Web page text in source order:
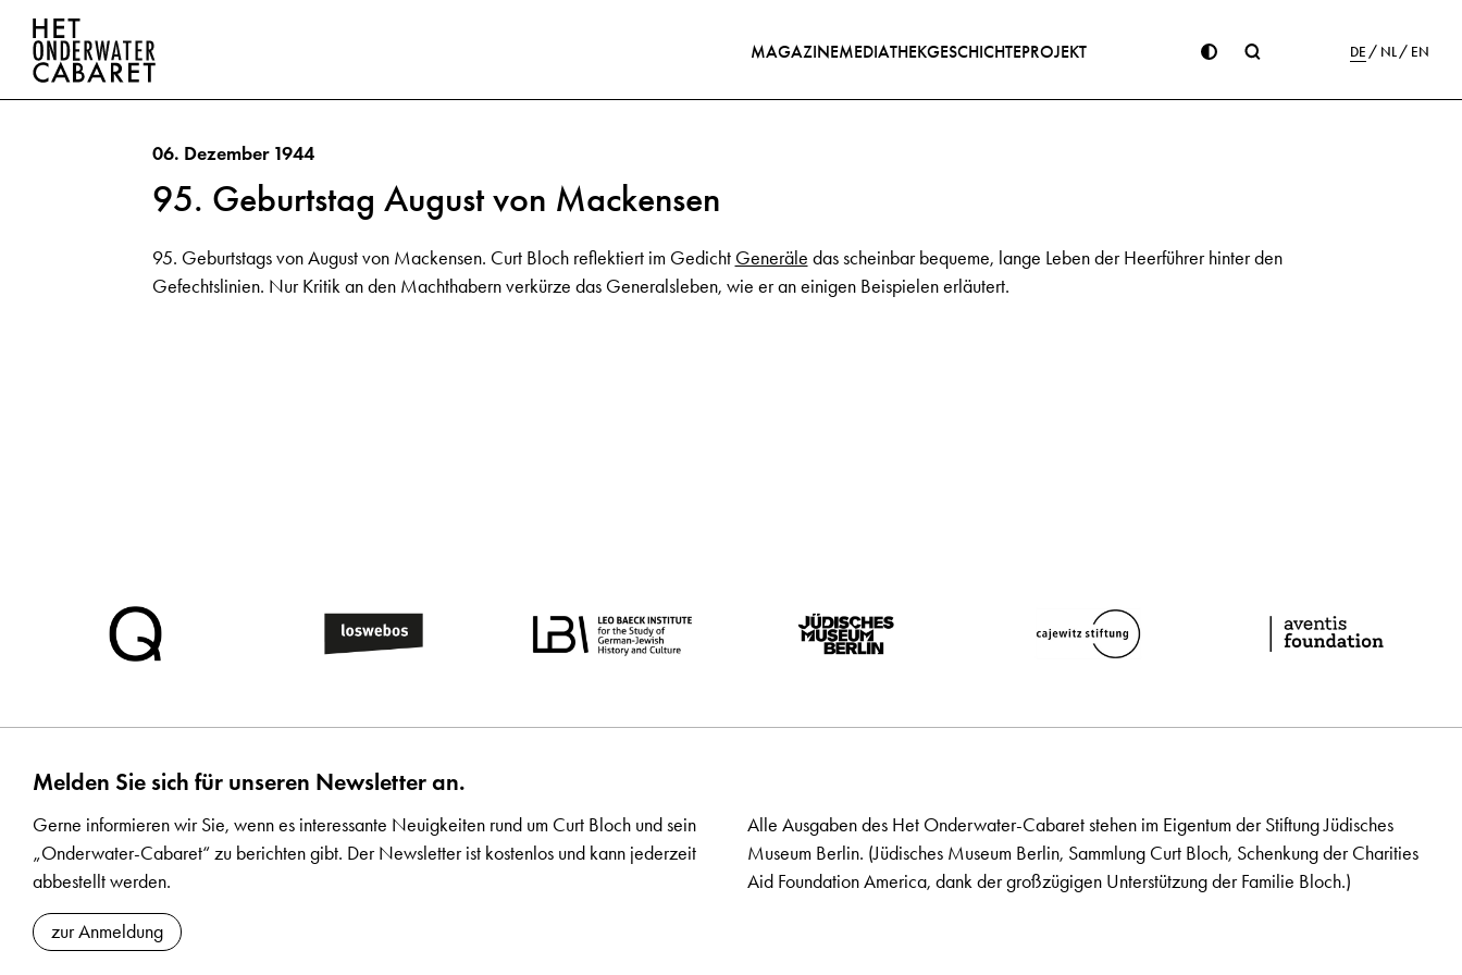
MAGAZINEMEDIATHEKGESCHICHTEPROJEKT DE NL EN
06. Dezember 1944
95. Geburtstag August von Mackensen
95. Geburtstags von August von Mackensen. Curt Bloch reflektiert im Gedicht Generäle das scheinbar bequeme, lange Leben der Heerführer hinter den
Gefechtslinien. Nur Kritik an den Machthabern verkürze das Generalsleben, wie er an einigen Beispielen erläutert.
Melden Sie sich für unseren Newsletter an.
Gerne informieren wir Sie, wenn es interessante Neuigkeiten rund um Curt Bloch und sein
„Onderwater-Cabaret“ zu berichten gibt. Der Newsletter ist kostenlos und kann jederzeit
abbestellt werden.
zur Anmeldung
Alle Ausgaben des Het Onderwater-Cabaret stehen im Eigentum der Stiftung Jüdisches
Museum Berlin. (Jüdisches Museum Berlin, Sammlung Curt Bloch, Schenkung der Charities
Aid Foundation America, dank der großzügigen Unterstützung der Familie Bloch.)